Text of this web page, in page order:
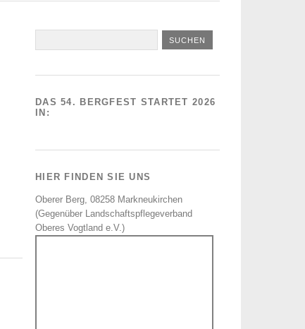
DAS 54. BERGFEST STARTET 2026
IN:
HIER FINDEN SIE UNS
Oberer Berg, 08258 Markneukirchen
(Gegenüber Landschaftspflegeverband
Oberes Vogtland e.V.)